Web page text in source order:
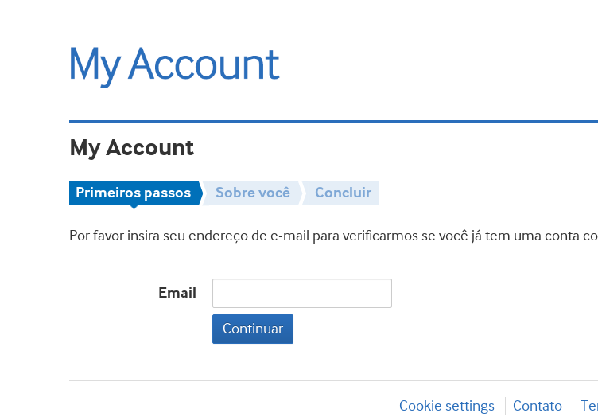
My Account
Primeiros passos Sobre você Concluir
Por favor insira seu endereço de e-mail para verificarmos se você já tem uma conta
Email
Continuar
Cookie settings Contato